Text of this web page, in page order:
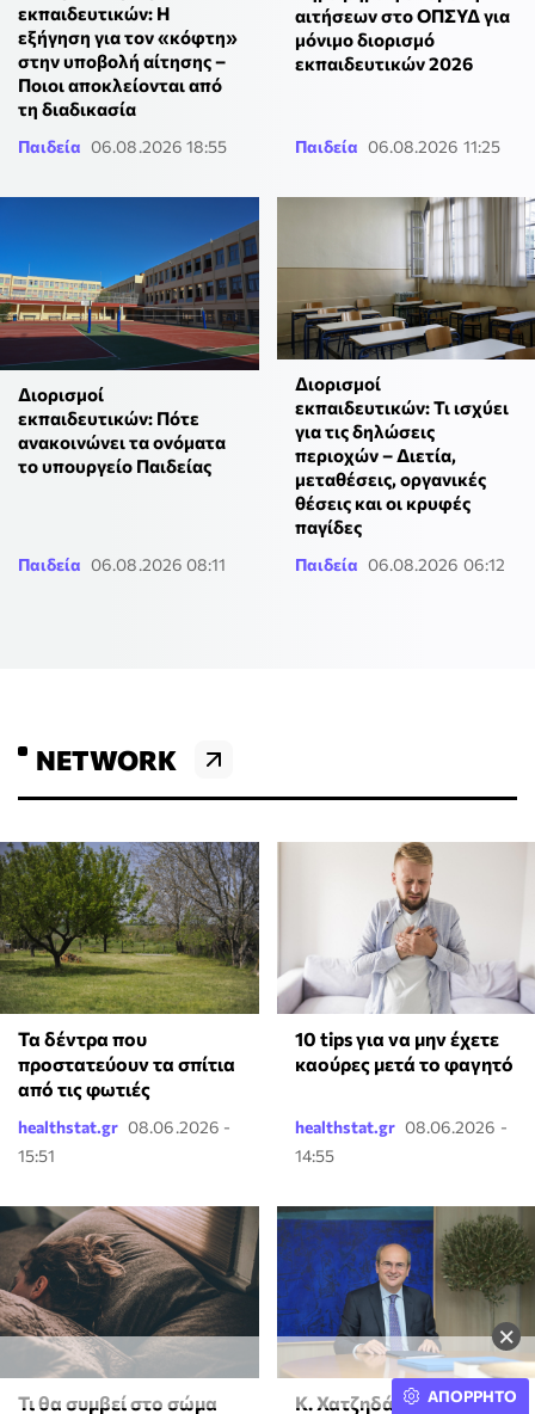
×
εκπαιδευτικών: Η
εξήγηση για τον «κόφτη»
στην υποβολή αίτησης –
Ποιοι αποκλείονται από
τη διαδικασία
Παιδεία 06.08.2026 18:55
αιτήσεων στο ΟΠΣΥΔ για
μόνιμο διορισμό
εκπαιδευτικών 2026
Παιδεία 06.08.2026 11:25
Διορισμοί
εκπαιδευτικών: Πότε
ανακοινώνει τα ονόματα
το υπουργείο Παιδείας
Παιδεία 06.08.2026 08:11
Διορισμοί
εκπαιδευτικών: Τι ισχύει
για τις δηλώσεις
περιοχών – Διετία,
μεταθέσεις, οργανικές
θέσεις και οι κρυφές
παγίδες
Παιδεία 06.08.2026 06:12
NETWORK
Τα δέντρα που
προστατεύουν τα σπίτια
από τις φωτιές
healthstat.gr 08.06.2026 -
15:51
10 tips για να μην έχετε
καούρες μετά το φαγητό
healthstat.gr 08.06.2026 -
14:55
Τι θα συμβεί στο σώμα Κ. Χατζηδάκης: Στον
ΑΠΟΡΡΗΤΟ